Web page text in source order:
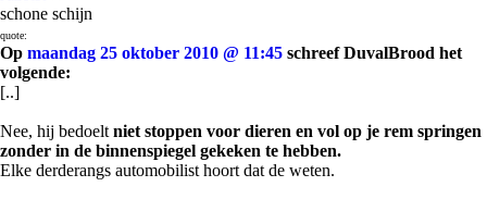
schone schijn
quote:
Op maandag 25 oktober 2010 @ 11:45 schreef DuvalBrood het
volgende:
[..]
Nee, hij bedoelt niet stoppen voor dieren en vol op je rem springen
zonder in de binnenspiegel gekeken te hebben.
Elke derderangs automobilist hoort dat de weten.